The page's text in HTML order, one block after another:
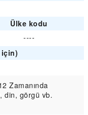
Ülke kodu
----
Zamanında
din, görgü vb.